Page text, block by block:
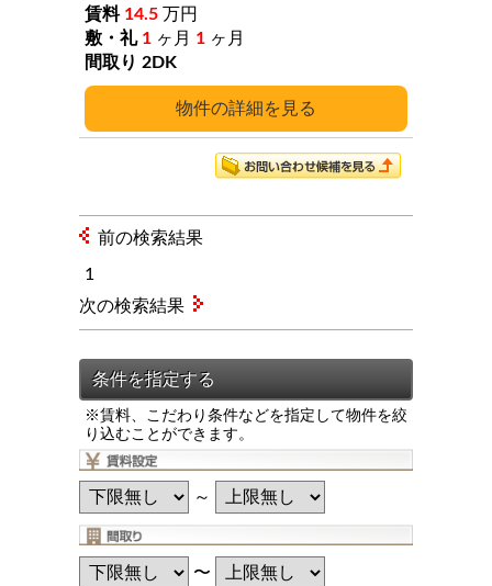
詳細
14.5 万円
1 ヶ月 1 ヶ月
2DK
前の検索結果
1
※賃料、こだわり条件などを指定して物件を絞
り込むことができます。
～
〜